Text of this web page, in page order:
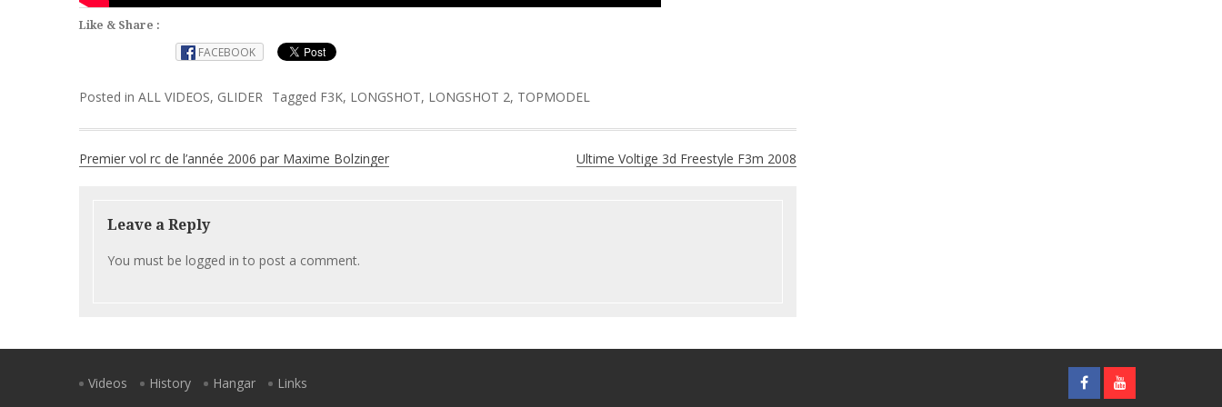
Like & Share :
FACEBOOK
Posted in ALL VIDEOS, GLIDER Tagged F3K, LONGSHOT, LONGSHOT 2, TOPMODEL
Premier vol rc de l’année 2006 par Maxime Bolzinger Ultime Voltige 3d Freestyle F3m 2008
Leave a Reply
You must be logged in to post a comment.
Videos History Hangar Links